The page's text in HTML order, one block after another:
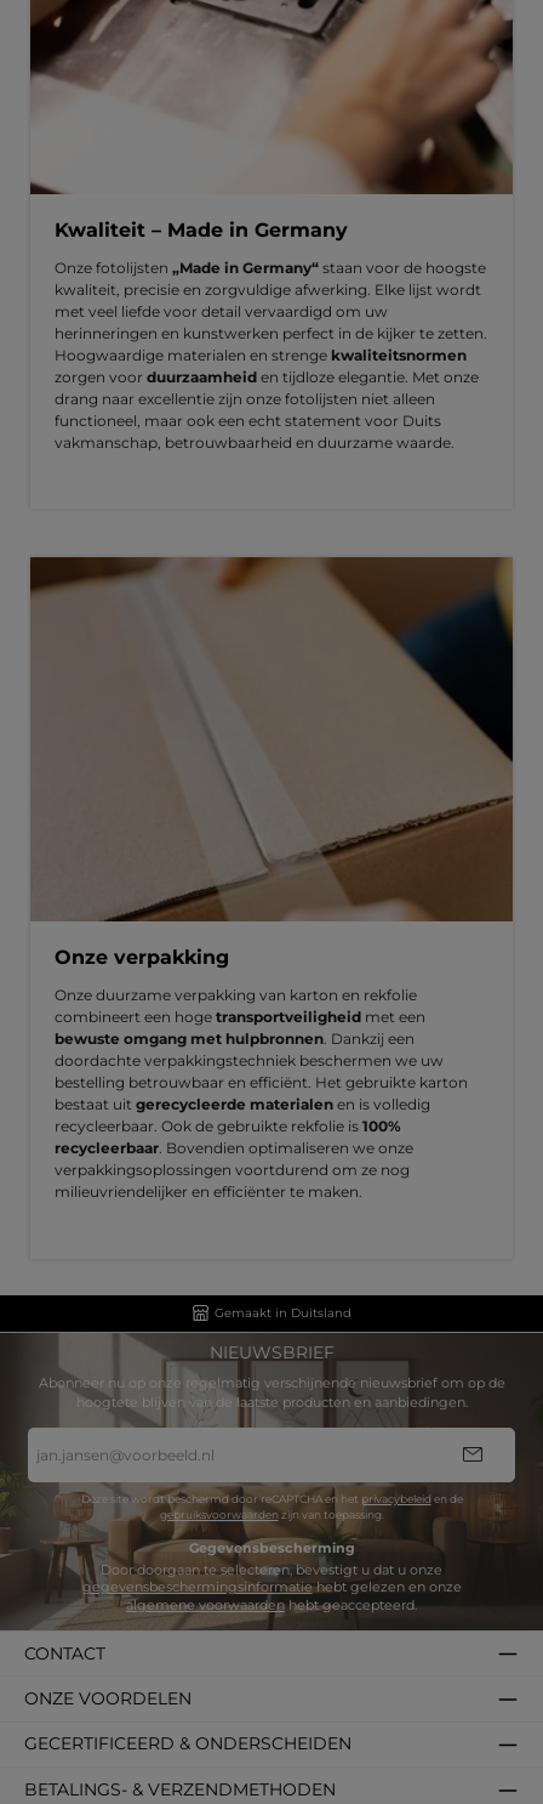
Kwaliteit – Made in Germany
Onze fotolijsten „Made in Germany“ staan voor de hoogste
kwaliteit, precisie en zorgvuldige afwerking. Elke lijst wordt
met veel liefde voor detail vervaardigd om uw
herinneringen en kunstwerken perfect in de kijker te zetten.
Hoogwaardige materialen en strenge kwaliteitsnormen
zorgen voor duurzaamheid en tijdloze elegantie. Met onze
drang naar excellentie zijn onze fotolijsten niet alleen
functioneel, maar ook een echt statement voor Duits
vakmanschap, betrouwbaarheid en duurzame waarde.
Onze verpakking
Onze duurzame verpakking van karton en rekfolie
combineert een hoge transportveiligheid met een
bewuste omgang met hulpbronnen. Dankzij een
doordachte verpakkingstechniek beschermen we uw
bestelling betrouwbaar en efficiënt. Het gebruikte karton
bestaat uit gerecycleerde materialen en is volledig
recycleerbaar. Ook de gebruikte rekfolie is 100%
recycleerbaar. Bovendien optimaliseren we onze
verpakkingsoplossingen voortdurend om ze nog
milieuvriendelijker en efficiënter te maken.
Gemaakt in Duitsland
NIEUWSBRIEF
Abonneer nu op onze regelmatig verschijnende nieuwsbrief om op de
hoogtete blijven van de laatste producten en aanbiedingen.
mailadres
*
Deze site wordt beschermd door reCAPTCHA en het privacybeleid en de
gebruiksvoorwaarden zijn van toepassing.
Gegevensbescherming
gegevensbeschermingsinformatie
algemene voorwaardenhebt geaccepteerd.
CONTACT
BETALINGS- & VERZENDMETHODEN
GECERTIFICEERD & ONDERSCHEIDEN
ONZE VOORDELEN